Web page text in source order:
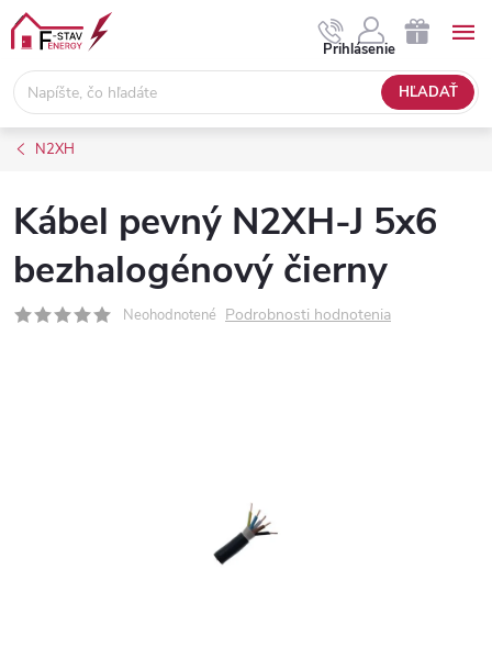
Prejsť
obsah
HĽADAŤ
Prihlásenie
NÁKUPNÝ
KOŠÍK
N2XH
Kábel pevný N2XH-J 5x6
bezhalogénový čierny
Neohodnotené Podrobnosti hodnotenia